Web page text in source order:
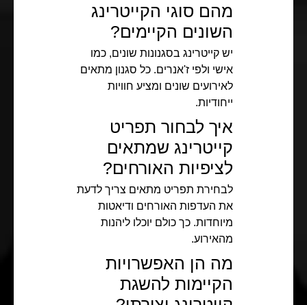
מהם סוגי הקייטרינג
השונים הקיימים?
יש קייטרינג בסגנונות שונים, כמו
אישי ולפי ז'אנרים. כל סגנון מתאים
לאירועים שונים ומציע חוויות
ייחודיות.
איך לבחור תפריט
קייטרינג שמתאים
לציפיות האורחים?
לבחירת תפריט מתאים צריך לדעת
את העדפות האורחים ודיאטות
מיוחדות. כך כולם יוכלו ליהנות
מהאירוע.
מה הן האפשרויות
הקיימות להשגת